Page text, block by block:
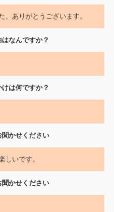
、ありがとうございます。
なんですか？
は何ですか？
かせください
しいです。
かせください